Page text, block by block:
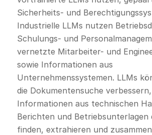
Sicherheits- und
Industrielle LLMs nutzen
Schulungs- und
vernetzte Mitarbeiter- und
sowie Informationen aus
Unternehmenssystemen. LLMs
die Dokumentensuche
Informationen aus technischen
Berichten und Betriebsunterlagen
finden, extrahieren und